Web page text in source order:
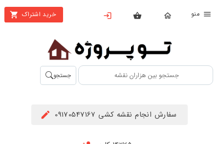
خرید اشتراک
بستن
محصولات
تهیه
اشتراک
جستجو
سفارش انجام نقشه کشی 09170547167